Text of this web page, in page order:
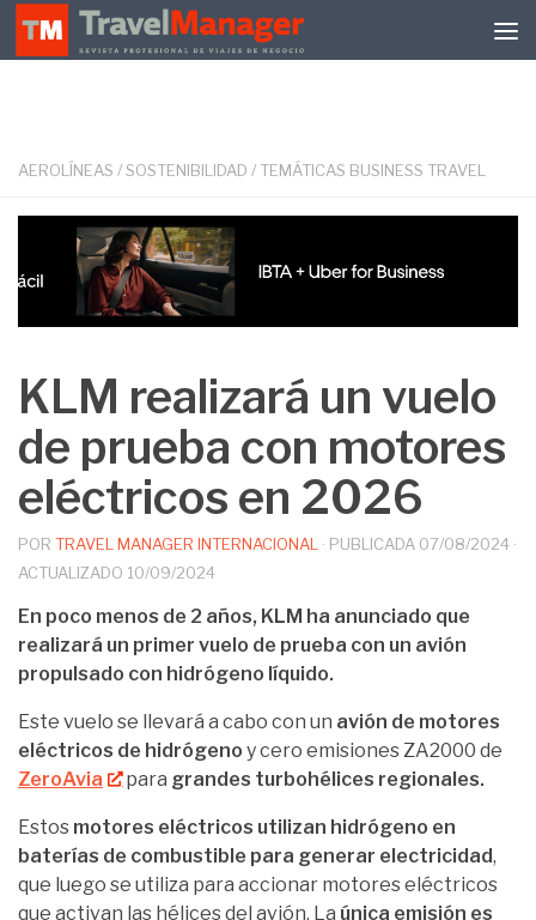
Debajo del contenido
AEROLÍNEAS /SOSTENIBILIDAD / TEMÁTICAS BUSINESS TRAVEL
KLM realizará un vuelo
de prueba con motores
eléctricos en 2026
POR TRAVEL MANAGER INTERNACIONAL · PUBLICADA 07/08/2024 ·
ACTUALIZADO 10/09/2024
En poco menos de 2 años, KLM ha anunciado que
realizará un primer vuelo de prueba con un avión
propulsado con hidrógeno líquido.
Este vuelo se llevará a cabo con un avión de motores
eléctricos de hidrógeno y cero emisiones ZA2000 de
ZeroAvia
para grandes turbohélices regionales.
Estos motores eléctricos utilizan hidrógeno en
baterías de combustible para generar electricidad,
que luego se utiliza para accionar motores eléctricos
que activan las hélices del avión. La única emisión es